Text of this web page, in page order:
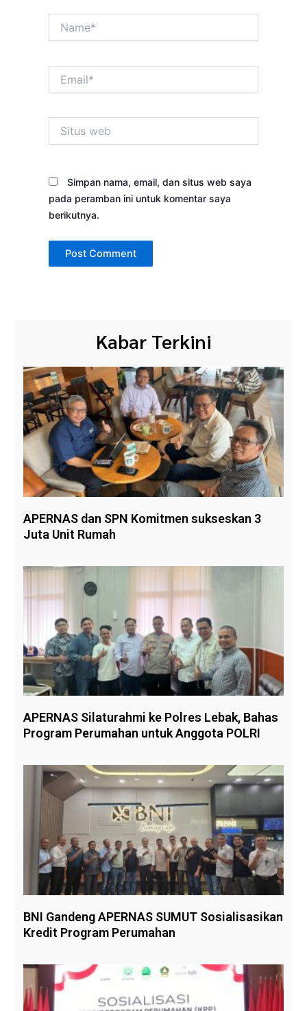
web
Simpan nama, email, dan situs web saya
pada peramban ini untuk komentar saya
berikutnya.
Kabar Terkini
APERNAS dan SPN Komitmen sukseskan 3
Juta Unit Rumah
APERNAS Silaturahmi ke Polres Lebak, Bahas
Program Perumahan untuk Anggota POLRI
BNI Gandeng APERNAS SUMUT Sosialisasikan
Kredit Program Perumahan